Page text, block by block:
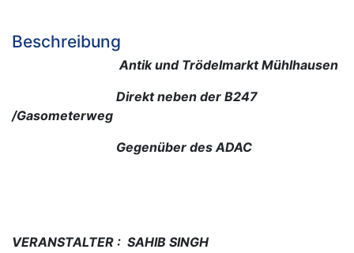
Beschreibung
Antik und Trödelmarkt Mühlhausen
Direkt neben der B247
/Gasometerweg
Gegenüber des ADAC
VERANSTALTER : SAHIB SINGH